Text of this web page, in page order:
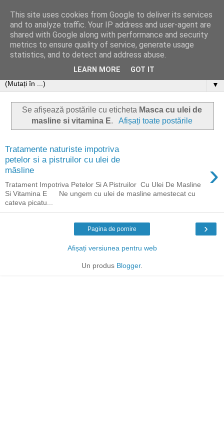
▼
Se afișează postările cu eticheta Masca cu ulei de
masline si vitamina E. Afișați toate postările
Tratamente naturiste impotriva
petelor si a pistruilor cu ulei de
măsline
›
Tratament Impotriva Petelor Si A Pistruilor Cu Ulei De Masline
Si Vitamina E Ne ungem cu ulei de masline amestecat cu
cateva picatu...
›
Pagina de pornire
Afișați versiunea pentru web
Un produs Blogger.
This site uses cookies from Google to deliver its services
and to analyze traffic. Your IP address and user-agent are
shared with Google along with performance and security
metrics to ensure quality of service, generate usage
statistics, and to detect and address abuse.
LEARN MORE GOT IT